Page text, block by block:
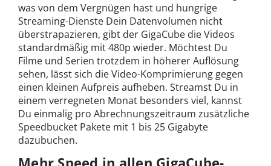
was von dem Vergnügen hast und hungrige
Streaming-Dienste Dein Datenvolumen nicht
überstrapazieren, gibt der GigaCube die Videos
standardmäßig mit 480p wieder. Möchtest Du
Filme und Serien trotzdem in höherer Auflösung
sehen, lässt sich die Video-Komprimierung gegen
einen kleinen Aufpreis aufheben. Streamst Du in
einem verregneten Monat besonders viel, kannst
Du einmalig pro Abrechnungszeitraum zusätzliche
Speedbucket Pakete mit 1 bis 25 Gigabyte
dazubuchen.